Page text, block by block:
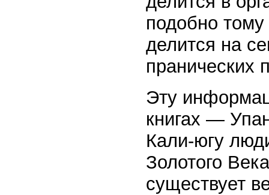
подобно
делится на
пранических
Эту
книгах —
Кали-югу
Золотого
существует